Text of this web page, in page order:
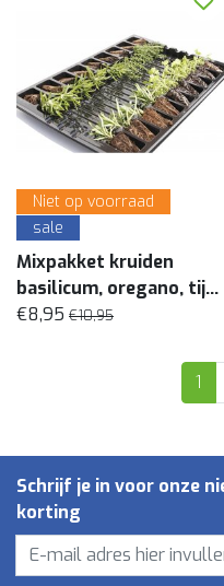
Niet op voorraad
sale
Mixpakket kruiden
basilicum, oregano, tijm
(8 planten)
€8,95 €10,95
1
Schrijf je in voor onze
korting